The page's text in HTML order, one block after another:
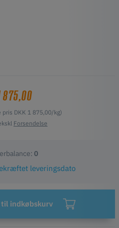
pris DKK 1 875,00/kg)
Forsendelse
0
leveringsdato
indkøbskurv